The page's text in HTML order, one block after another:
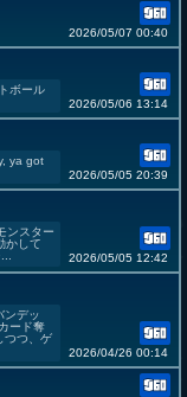
2026/05/07 00:40
ボール
2026/05/06 13:14
ya got
2026/05/05 20:39
ンスター
かして
2026/05/05 12:42
ンデッ
ード奪
つつ、ゲ
2026/04/26 00:14